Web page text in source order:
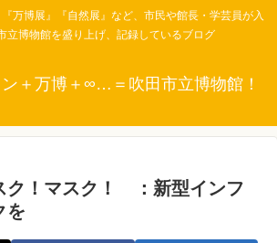
『万博展』『自然展』など、市民や館長・学芸員が入
立博物館を盛り上げ、記録しているブログ
＋万博＋∞…＝吹田市立博物館！
ク！マスク！ ：新型インフ
を